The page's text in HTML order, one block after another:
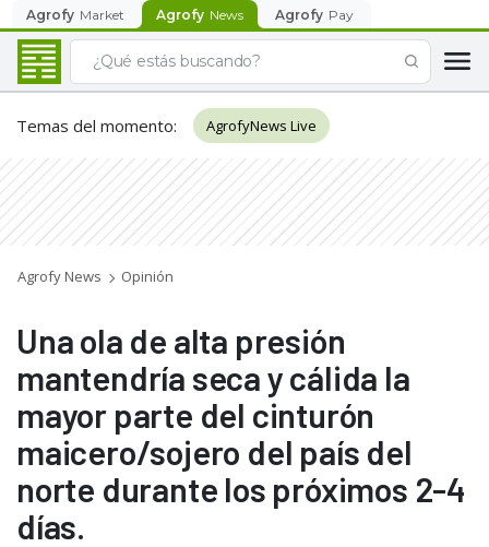
Agrofy Market Agrofy News Agrofy Pay
Temas del momento: AgrofyNews Live
Agrofy News Opinión
Una ola de alta presión
mantendría seca y cálida la
mayor parte del cinturón
maicero/sojero del país del
norte durante los próximos 2-4
días.